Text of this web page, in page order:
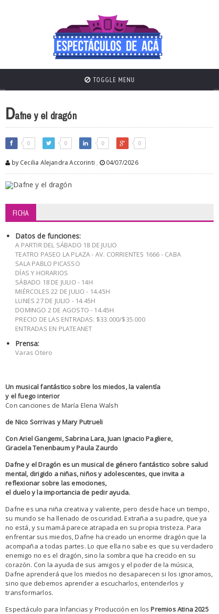
TOGGLE MENU
Dafne y el dragón
0 0 0 0
by Cecilia Alejandra Accorinti , 04/07/2026
FICHA
Datos de funciones:
A PARTIR DEL SÁBADO 18 DE JULIO
TEATRO PASEO LA PLAZA - AV. CORRIENTES 1666 - CABA
SALA PABLO PICASSO
DÍAS Y HORARIOS
SÁBADO 18 DE JULIO - 14H
MIÉRCOLES 22 DE JULIO - 14.45H
LUNES 27 DE JULIO - 14.45H
DOMINGO 2 DE AGOSTO - 14.45H
PRECIO DE LAS ENTRADAS: $33.000/$35.000
ENTRADAS EN PLATEANET
Prensa:
Varas Otero
Un musical fantástico sobre los miedos, la valentía
y el fuego interior
Con canciones de María Elena Walsh
de Nico Sorrivas y Mary Putrueli
Con Ariel Gangemi, Sabrina Lara, Juan Ignacio Pagliere,
Graciela Tenenbaum y Paula Zaurdo
Dafne y el Dragón es un musical de género fantástico sobre salud
mental, dirigido a niñas, niños y adolescentes, que invita a
reflexionar sobre las emociones,
el duelo y la importancia de pedir ayuda.
Dafne es una niña creativa y valiente, pero desde hace un tiempo,
su mundo se ha llenado de oscuridad. Extraña a su padre, que ya
no está, y su mamá parece atrapada en su propia tristeza. Para
enfrentar sus miedos, Dafne ha creado un enorme dragón que la
acompaña a todas partes. Lo que ella no sabe es que su verdadero
enemigo no es el dragón, sino la sombra que ha crecido en su
corazón. Con la ayuda de sus amigos y el poder de la música,
Dafne aprenderá que los miedos no desaparecen si los ignoramos,
sino que debemos aprender a escucharlos, entenderlos y
transformarlos.
Espectáculo para Infancias y Producción en losPremios Atina 2025